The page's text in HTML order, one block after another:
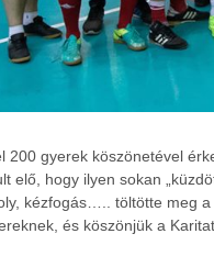
200 gyerek köszönetével
elő, hogy ilyen sokan
kézfogás….. töltötte meg
és köszönjük a